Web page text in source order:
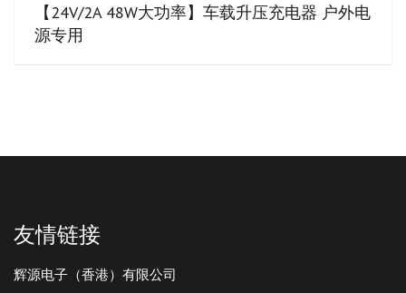
【24V/2A 48W大功率】车载升压充电器 户外电
源专用
友情链接
辉源电子（香港）有限公司